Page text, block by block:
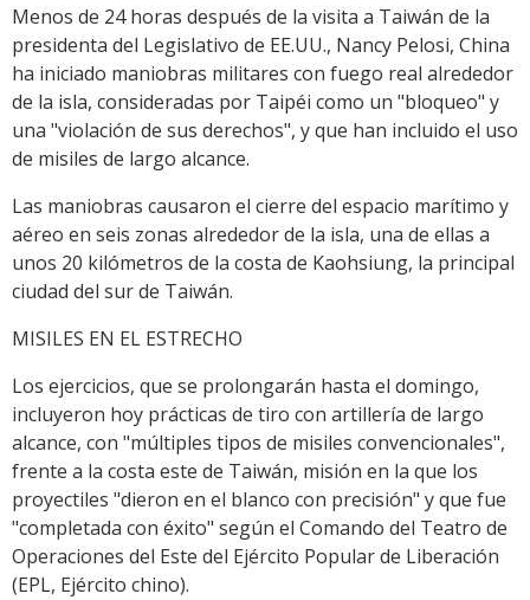
Link
Menos de 24 horas después de la visita a Taiwán de la
presidenta del Legislativo de EE.UU., Nancy Pelosi, China
ha iniciado maniobras militares con fuego real alrededor
de la isla, consideradas por Taipéi como un "bloqueo" y
una "violación de sus derechos", y que han incluido el uso
de misiles de largo alcance.
Las maniobras causaron el cierre del espacio marítimo y
aéreo en seis zonas alrededor de la isla, una de ellas a
unos 20 kilómetros de la costa de Kaohsiung, la principal
ciudad del sur de Taiwán.
MISILES EN EL ESTRECHO
Los ejercicios, que se prolongarán hasta el domingo,
incluyeron hoy prácticas de tiro con artillería de largo
alcance, con "múltiples tipos de misiles convencionales",
frente a la costa este de Taiwán, misión en la que los
proyectiles "dieron en el blanco con precisión" y que fue
"completada con éxito" según el Comando del Teatro de
Operaciones del Este del Ejército Popular de Liberación
(EPL, Ejército chino).